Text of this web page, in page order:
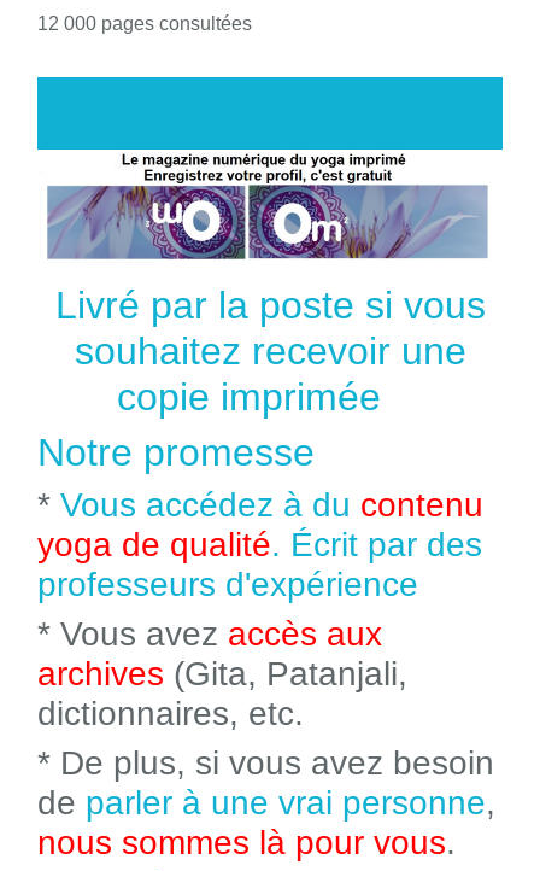
12 000 pages consultées
Livré par la poste si vous
souhaitez recevoir une
copie imprimée
Notre promesse
* Vous accédez à du contenu
yoga de qualité. Écrit par des
professeurs d'expérience
* Vous avez accès aux
archives (Gita, Patanjali,
dictionnaires, etc.
* De plus, si vous avez besoin
de parler à une vrai personne,
nous sommes là pour vous.